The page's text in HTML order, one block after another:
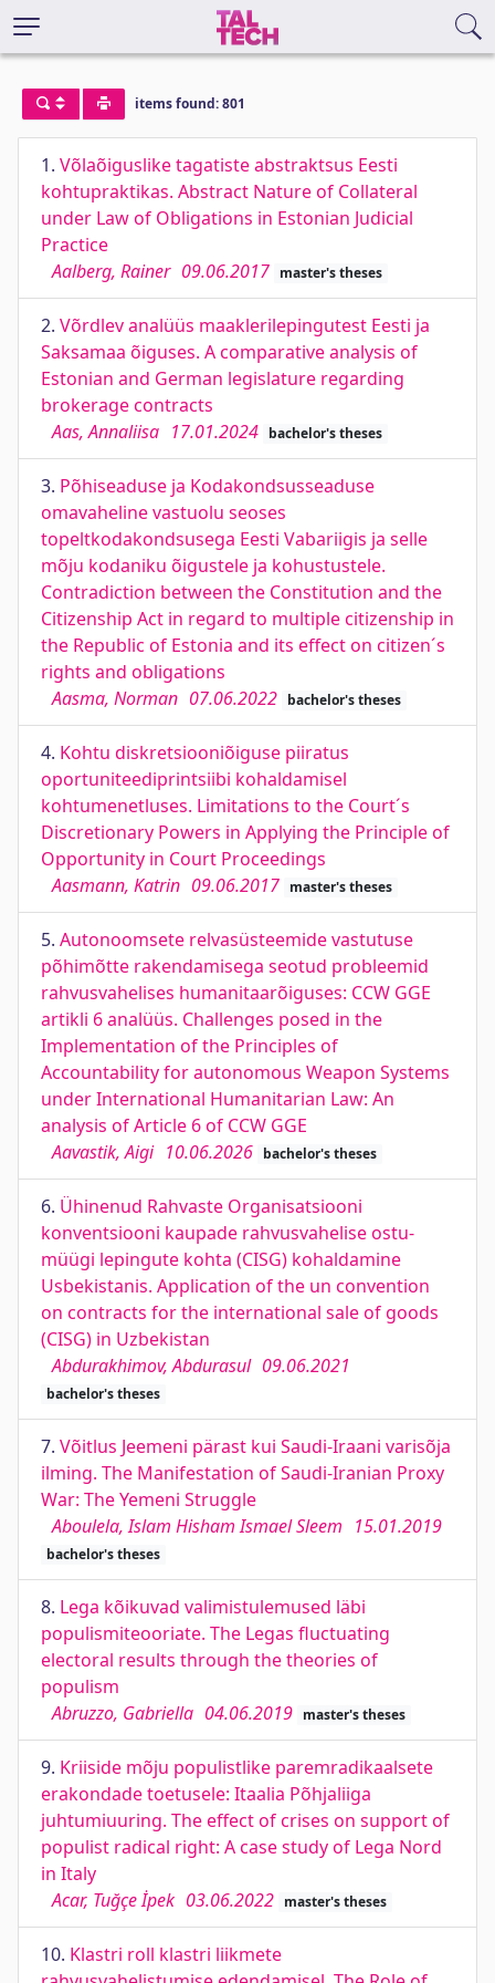
items found: 801
1. Võlaõiguslike tagatiste abstraktsus Eesti
kohtupraktikas. Abstract Nature of Collateral
under Law of Obligations in Estonian Judicial
Practice
Aalberg, Rainer 09.06.2017 master's theses
2. Võrdlev analüüs maaklerilepingutest Eesti ja
Saksamaa õiguses. A comparative analysis of
Estonian and German legislature regarding
brokerage contracts
Aas, Annaliisa 17.01.2024 bachelor's theses
3. Põhiseaduse ja Kodakondsusseaduse
omavaheline vastuolu seoses
topeltkodakondsusega Eesti Vabariigis ja selle
mõju kodaniku õigustele ja kohustustele.
Contradiction between the Constitution and the
Citizenship Act in regard to multiple citizenship in
the Republic of Estonia and its effect on citizen´s
rights and obligations
Aasma, Norman 07.06.2022 bachelor's theses
4. Kohtu diskretsiooniõiguse piiratus
oportuniteediprintsiibi kohaldamisel
kohtumenetluses. Limitations to the Court´s
Discretionary Powers in Applying the Principle of
Opportunity in Court Proceedings
Aasmann, Katrin 09.06.2017 master's theses
5. Autonoomsete relvasüsteemide vastutuse
põhimõtte rakendamisega seotud probleemid
rahvusvahelises humanitaarõiguses: CCW GGE
artikli 6 analüüs. Challenges posed in the
Implementation of the Principles of
Accountability for autonomous Weapon Systems
under International Humanitarian Law: An
analysis of Article 6 of CCW GGE
Aavastik, Aigi 10.06.2026 bachelor's theses
6. Ühinenud Rahvaste Organisatsiooni
konventsiooni kaupade rahvusvahelise ostu-
müügi lepingute kohta (CISG) kohaldamine
Usbekistanis. Application of the un convention
on contracts for the international sale of goods
(CISG) in Uzbekistan
Abdurakhimov, Abdurasul 09.06.2021
bachelor's theses
7. Võitlus Jeemeni pärast kui Saudi-Iraani varisõja
ilming. The Manifestation of Saudi-Iranian Proxy
War: The Yemeni Struggle
Aboulela, Islam Hisham Ismael Sleem 15.01.2019
bachelor's theses
8. Lega kõikuvad valimistulemused läbi
populismiteooriate. The Legas fluctuating
electoral results through the theories of
populism
Abruzzo, Gabriella 04.06.2019 master's theses
9. Kriiside mõju populistlike paremradikaalsete
erakondade toetusele: Itaalia Põhjaliiga
juhtumiuuring. The effect of crises on support of
populist radical right: A case study of Lega Nord
in Italy
Acar, Tuğçe İpek 03.06.2022 master's theses
10. Klastri roll klastri liikmete